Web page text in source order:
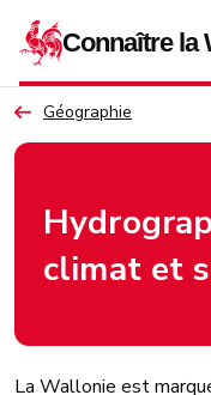
Géographie
climat et
La Wallonie est